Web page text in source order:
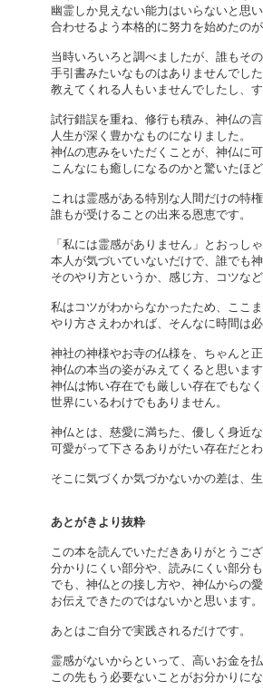
幽霊しか見えない能力はいらないと思
合わせるよう本格的に努力を始めたのが
当時いろいろと調べましたが、誰もそ
手引書みたいなものはありませんでした
教えてくれる人もいませんでしたし、
試行錯誤を重ね、修行も積み、神仏の
人生が深く豊かなものになりました。
神仏の恵みをいただくことが、神仏に
こんなにも癒しになるのかと驚いたほど
これは霊感がある特別な人間だけの特
誰もが受けることの出来る恩恵です。
「私には霊感がありません」とおっし
本人が気づいていないだけで、誰でも
そのやり方というか、感じ方、コツな
私はコツがわからなかったため、ここ
やり方さえわかれば、そんなに時間は必
神社の神様やお寺の仏様を、ちゃんと
神仏の本当の姿がみえてくると思います
神仏は怖い存在でも厳しい存在でもな
世界にいるわけでもありません。
神仏とは、慈愛に満ちた、優しく身近
可愛がって下さるありがたい存在だと
そこに気づくか気づかないかの差は、
あとがきより抜粋
この本を読んでいただきありがとうござ
分かりにくい部分や、読みにくい部分
でも、神仏との接し方や、神仏からの
お伝えできたのではないかと思います。
あとはご自分で実践されるだけです。
霊感がないからといって、高いお金を
この先もう必要ないことがお分かりに